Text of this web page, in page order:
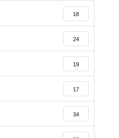
18
24
19
17
34